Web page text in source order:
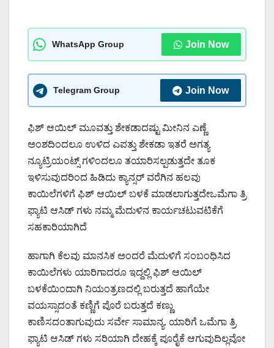
WhatsApp Group Join Now
Telegram Group Join Now
ಫಿಶ್ ಆಯಿಲ್ ಮೂವತ್ತು ಶೇಕಡಾದಷ್ಟು ಮೀನಿನ ಎಣ್ಣೆ
ಅಂಶದಿಂದಲೂ ಉಳಿದ ಎಪತ್ತು ಶೇಕಡಾ ಇತರೆ ಅಗತ್ಯ
ನ್ಯೂಟ್ರಿಯಂಟ್ಸ್ ಗಳಿಂದಲೂ ತಯಾರಿಸಲ್ಪಡುತ್ತದೇ ತೂಕ
ಇಳಿಸುವುದರಿಂದ ಹಿಡಿದು ಕ್ಯಾನ್ಸರ್ ವರೆಗಿನ ಹಲವು
ಕಾಯಿಲೆಗಳಿಗೆ ಫಿಶ್ ಆಯಿಲ್ ಬಳಕೆ ಮಾಡಲಾಗುತ್ತದೇಒಮೆಗಾ ತ್ರಿ
ಫ್ಯಾಟಿ ಆಸಿಡ್ ಗಳು ನಮ್ಮ ಮೆದುಳಿನ ಕಾರ್ಯಚಟುವಟಿಕೆಗೆ
ಸಹಕಾರಿಯಾಗಿದೆ
ಹಾಗಾಗಿ ಕೆಲವು ಮಾನಸಿಕ ಅಂದರೆ ಮೆದುಳಿಗೆ ಸಂಬಂಧಿಸಿದ
ಕಾಯಿಲೆಗಳು ಯಾರಿಗಾದರೂ ಇದ್ದಲ್ಲಿ ಫಿಶ್ ಆಯಿಲ್
ಬಳಕೆಯಿಂದಾಗಿ ನಿಯಂತ್ರಣದಲ್ಲಿ ಬರುತ್ತದೆ ಹಾಗೆಯೇ
ವಯಸ್ಸಾದಂತೆ ಕಣ್ಣಿಗೆ ಪೊರೆ ಬರುತ್ತದೆ ಕಣ್ಣು
ಕಾಣಿಸದಂತಾಗುವುದು ಸರ್ವೇ ಸಾಮಾನ್ಯ. ಯಾರಿಗೆ ಒಮೆಗಾ ತ್ರಿ
ಫ್ಯಾಟಿ ಆಸಿಡ್ ಗಳು ಸರಿಯಾಗಿ ದೇಹಕ್ಕೆ ಪೂರೈಕೆ ಆಗುವುದಿಲ್ಲವೋ